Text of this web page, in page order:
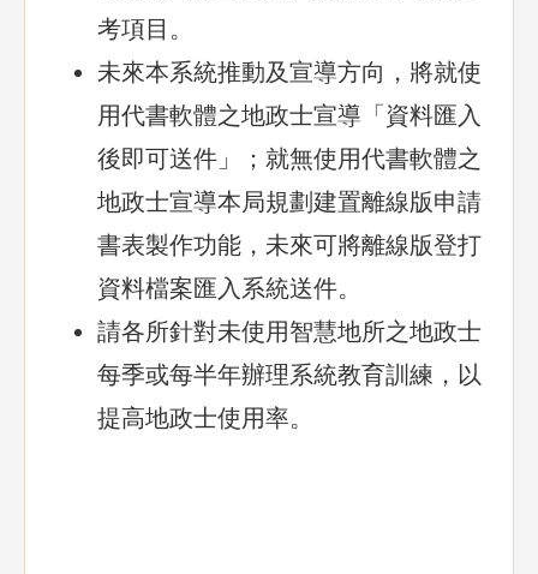
考項目。
未來本系統推動及宣導方向，將就使
用代書軟體之地政士宣導「資料匯入
後即可送件」；就無使用代書軟體之
地政士宣導本局規劃建置離線版申請
書表製作功能，未來可將離線版登打
資料檔案匯入系統送件。
請各所針對未使用智慧地所之地政士
每季或每半年辦理系統教育訓練，以
提高地政士使用率。